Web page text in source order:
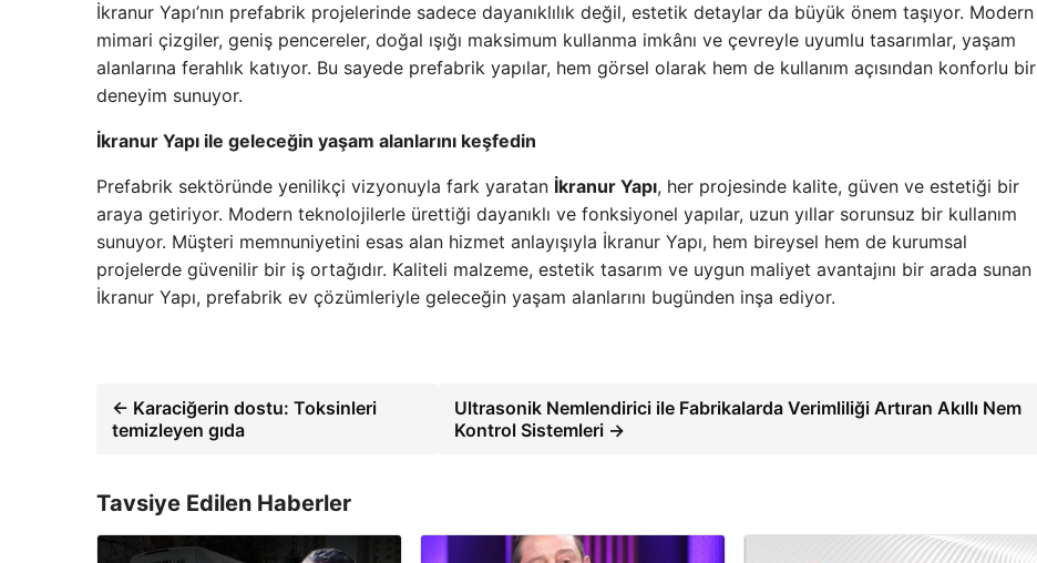
İkranur Yapı’nın prefabrik projelerinde sadece dayanıklılık değil, estetik detaylar da büyük önem taşıyor. Modern
mimari çizgiler, geniş pencereler, doğal ışığı maksimum kullanma imkânı ve çevreyle uyumlu tasarımlar, yaşam
alanlarına ferahlık katıyor. Bu sayede prefabrik yapılar, hem görsel olarak hem de kullanım açısından konforlu bir
deneyim sunuyor.
İkranur Yapı ile geleceğin yaşam alanlarını keşfedin
Prefabrik sektöründe yenilikçi vizyonuyla fark yaratan İkranur Yapı, her projesinde kalite, güven ve estetiği bir
araya getiriyor. Modern teknolojilerle ürettiği dayanıklı ve fonksiyonel yapılar, uzun yıllar sorunsuz bir kullanım
sunuyor. Müşteri memnuniyetini esas alan hizmet anlayışıyla İkranur Yapı, hem bireysel hem de kurumsal
projelerde güvenilir bir iş ortağıdır. Kaliteli malzeme, estetik tasarım ve uygun maliyet avantajını bir arada sunan
İkranur Yapı, prefabrik ev çözümleriyle geleceğin yaşam alanlarını bugünden inşa ediyor.
← Karaciğerin dostu: Toksinleri
temizleyen gıda
Ultrasonik Nemlendirici ile Fabrikalarda Verimliliği Artıran Akıllı Nem
Kontrol Sistemleri →
Tavsiye Edilen Haberler